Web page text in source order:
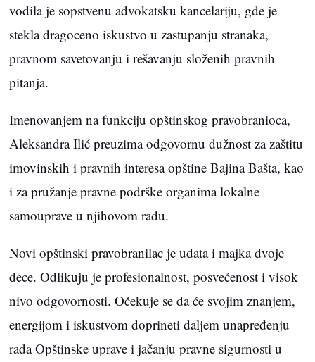
vodila je sopstvenu advokatsku kancelariju, gde je
stekla dragoceno iskustvo u zastupanju stranaka,
pravnom savetovanju i rešavanju složenih pravnih
pitanja.
Imenovanjem na funkciju opštinskog pravobranioca,
Aleksandra Ilić preuzima odgovornu dužnost za zaštitu
imovinskih i pravnih interesa opštine Bajina Bašta, kao
i za pružanje pravne podrške organima lokalne
samouprave u njihovom radu.
Novi opštinski pravobranilac je udata i majka dvoje
dece. Odlikuju je profesionalnost, posvećenost i visok
nivo odgovornosti. Očekuje se da će svojim znanjem,
energijom i iskustvom doprineti daljem unapređenju
rada Opštinske uprave i jačanju pravne sigurnosti u